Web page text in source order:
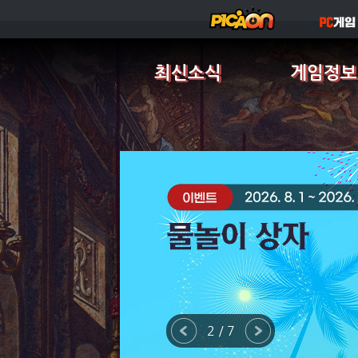
최신소식 게임정보
2 / 7